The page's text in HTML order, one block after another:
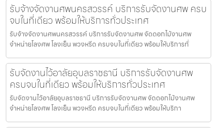
รับจ้างจัดงานศพนครสวรรค์ บริการรับจัดงานศพ ครบ
จบในที่เดียว พร้อมให้บริการทั่วประเทศ
รับจ้างจัดงานศพนครสวรรค์ บริการรับจัดงานศพ จัดดอกไม้งานศพ
จำหน่ายโลงศพ โลงเย็น พวงหรีด ครบจบในที่เดียว พร้อมให้บริการทั่
รับจัดงานไว้อาลัยอุบลราชธานี บริการรับจัดงานศพ
ครบจบในที่เดียว พร้อมให้บริการทั่วประเทศ
รับจัดงานไว้อาลัยอุบลราชธานี บริการรับจัดงานศพ จัดดอกไม้งานศพ
จำหน่ายโลงศพ โลงเย็น พวงหรีด ครบจบในที่เดียว พร้อมให้บริกา